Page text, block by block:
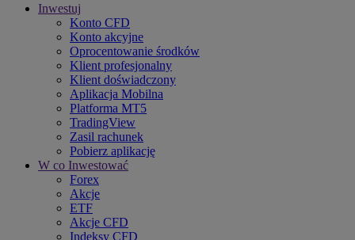
Inwestuj
Konto CFD
Konto akcyjne
Oprocentowanie środków
Klient profesjonalny
Klient doświadczony
Aplikacja Mobilna
Platforma MT5
TradingView
Zasil rachunek
Pobierz aplikację
W co Inwestować
Forex
Akcje
ETF
Akcje CFD
Indeksy CFD